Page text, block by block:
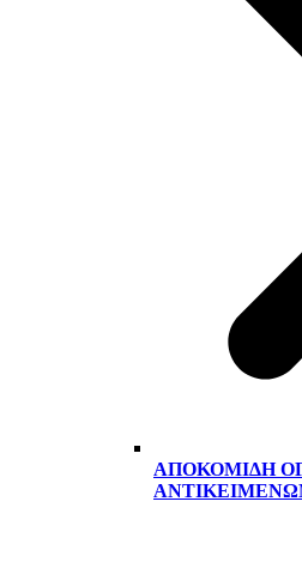
ΑΠΟΚΟΜΙΔΉ